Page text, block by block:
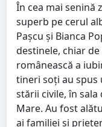
În cea mai senină
superb pe cerul
Pașcu și Bianca
destinele, chiar
românească a
tineri soți au spus
stării civile, în
Mare. Au fost
ai familiei și